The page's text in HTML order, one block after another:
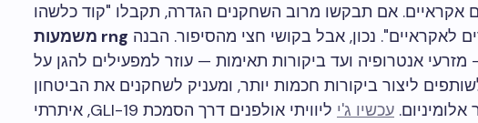
אקראיים. אם תבקשו מרוב השחקנים הגדרה, תקבלו "קוד כלשהו
לאקראיים". נכון, אבל בקושי חצי מהסיפור. הבנה
rng משמעות
מזרעי אנטרופיה ועד ביקורות תאימות — עוזר למפעילים להגן על
ליצור ביקורות חכמות יותר, ומעניק לשחקנים את הביטחון
אלומיניום. עכשיו ג'י
ליוויתי אולפנים דרך הסמכת GLI-19, איתרתי